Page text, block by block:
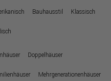
Bauhausstil Klassisch
Doppelhäuser
Mehrgenerationenhäuser